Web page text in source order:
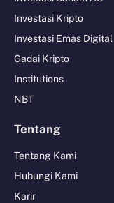
Investasi Kripto
Investasi Emas Digital
Gadai Kripto
Institutions
NBT
Tentang
Tentang Kami
Hubungi Kami
Karir